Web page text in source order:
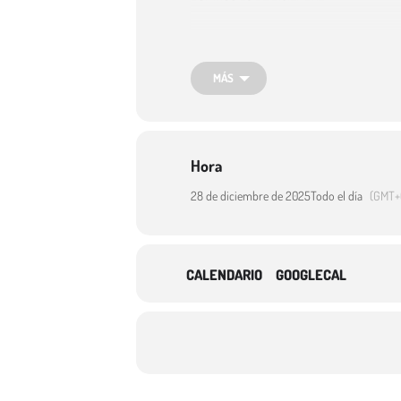
CARRERA: 12:30 HORAS
RECOGIDA DE DORSALES ( A PARTIR DE
MÁS
Hora
28 de diciembre de 2025Todo el día
CALENDARIO GOOGLECAL